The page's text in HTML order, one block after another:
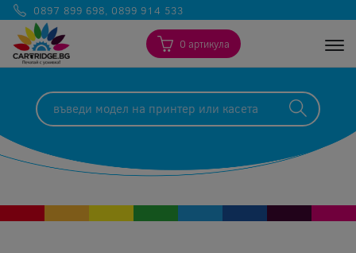
0897 899 698, 0899 914 533
0 артикула